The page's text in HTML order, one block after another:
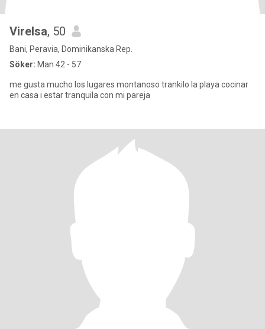
Virelsa, 50
Bani, Peravia, Dominikanska Rep.
Söker: Man 42 - 57
me gusta mucho los lugares montanoso trankilo la playa cocinar
en casa i estar tranquila con mi pareja